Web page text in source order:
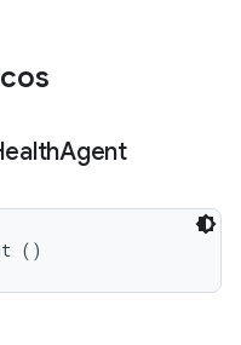
Agent
()